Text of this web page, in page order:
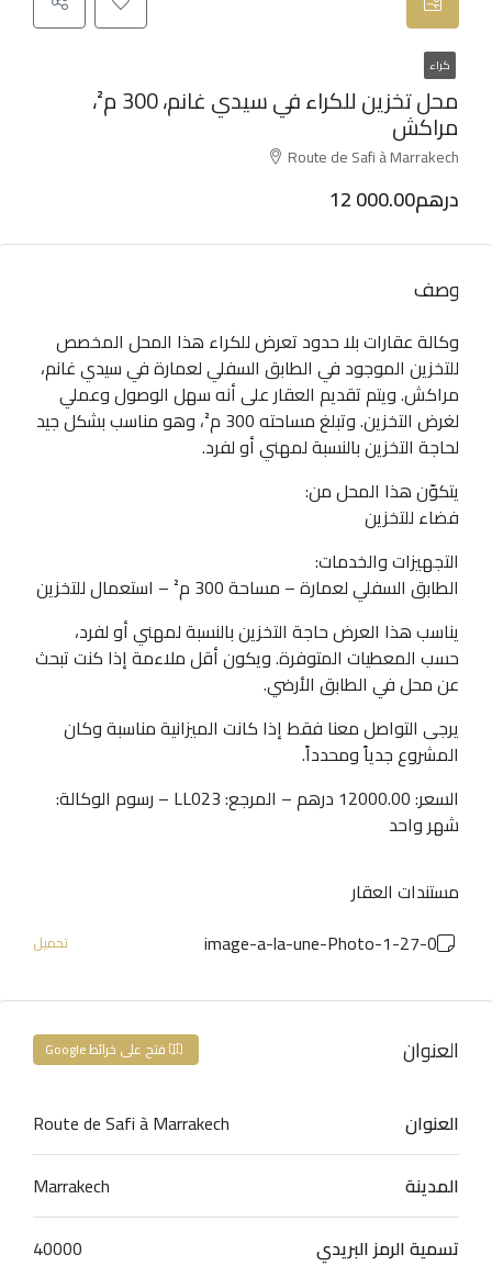
كراء
محل تخزين للكراء في سيدي غانم، 300 م²،
مراكش
Route de Safi à Marrakech
12 000.00درهم
وصف
وكالة عقارات بلا حدود تعرض للكراء هذا المحل المخصص
للتخزين الموجود في الطابق السفلي لعمارة في سيدي غانم،
مراكش. ويتم تقديم العقار على أنه سهل الوصول وعملي
لغرض التخزين. وتبلغ مساحته 300 م²، وهو مناسب بشكل جيد
لحاجة التخزين بالنسبة لمهني أو لفرد.
يتكوّن هذا المحل من:
فضاء للتخزين
التجهيزات والخدمات:
الطابق السفلي لعمارة – مساحة 300 م² – استعمال للتخزين
يناسب هذا العرض حاجة التخزين بالنسبة لمهني أو لفرد،
حسب المعطيات المتوفرة. ويكون أقل ملاءمة إذا كنت تبحث
عن محل في الطابق الأرضي.
يرجى التواصل معنا فقط إذا كانت الميزانية مناسبة وكان
المشروع جدياً ومحدداً.
السعر: 12000.00 درهم – المرجع: LL023 – رسوم الوكالة:
شهر واحد
مستندات العقار
0-image-a-la-une-Photo-1-27
تحميل
العنوان فتح على خرائط Google
العنوان
Route de Safi à Marrakech
المدينة
Marrakech
تسمية الرمز البريدي
40000